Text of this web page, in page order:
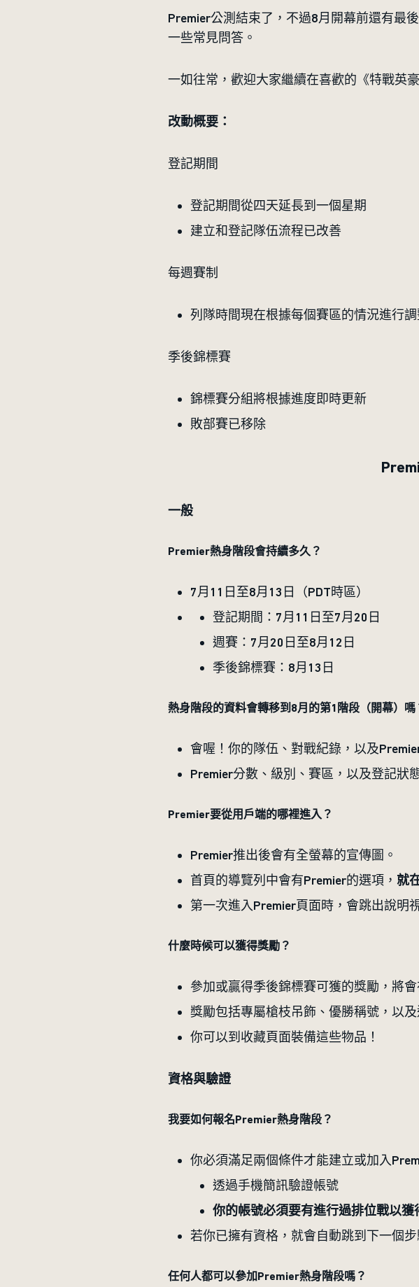
Premier公測結束了，不過8月開幕前還有最
一些常見問答。
一如往常，歡迎大家繼續在喜歡的《特戰英
改動概要：
登記期間
登記期間從四天延長到一個星期
建立和登記隊伍流程已改善
每週賽制
列隊時間現在根據每個賽區的情況進行
季後錦標賽
錦標賽分組將根據進度即時更新
敗部賽已移除
一般
Premier熱身階段會持續多久？
7月11日至8月13日（PDT時區）
登記期間：7月11日至7月20日
週賽：7月20日至8月12日
季後錦標賽：8月13日
熱身階段的資料會轉移到8月的第1階段（開幕）嗎
會喔！你的隊伍、對戰紀錄，以及
Premier分數、級別、賽區，以及登記狀
Premier要從用戶端的哪裡進入？
Premier推出後會有全螢幕的宣傳圖。
首頁的導覽列中會有Premier的選項， 就
第一次進入Premier頁面時，會跳出說明
什麼時候可以獲得獎勵？
參加或贏得季後錦標賽可獲的獎勵，將
獎勵包括專屬槍枝吊飾、優勝稱號，以
你可以到收藏頁面裝備這些物品！
資格與驗證
我要如何報名Premier熱身階段？
你必須滿足兩個條件才能建立或加入
透過手機簡訊驗證帳號
你的帳號必須要有進行過排位戰以獲
若你已擁有資格，就會自動跳到下一個
任何人都可以參加Premier熱身階段嗎？